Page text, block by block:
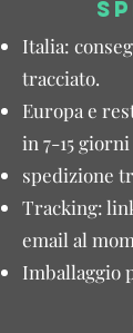
Italia:
tracciato.
Europa e
in 7-15 giorni
spedizione
Tracking:
email al
Imballaggio